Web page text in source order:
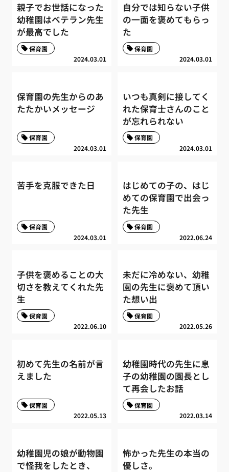
親子でお世話になった
幼稚園はベテラン先生
が最高でした
2024.03.01
保育園
自分では知らない子供
の一面を褒めてもらっ
た
2024.03.01
保育園
保育園の先生からのあ
たたかいメッセージ
2024.03.01
保育園
いつも真剣に接してく
れた保育士さんのこと
が忘れられない
2024.03.01
保育園
苦手を克服できた日
2024.03.01
保育園
はじめての子の、はじ
めての保育園で出会っ
た先生
2022.06.24
保育園
子供を褒めることの大
切さを教えてくれた先
生
2022.06.10
保育園
未だに冷めない、幼稚
園の先生に褒めて頂い
た想い出
2022.05.26
保育園
初めて先生の名前が言
えました
2022.05.13
保育園
幼稚園時代の先生に息
子の幼稚園の園長とし
て再会したお話
2022.03.14
保育園
幼稚園児の娘が動物園
で怪我をしたとき、
怖かった先生の本当の
優しさ。